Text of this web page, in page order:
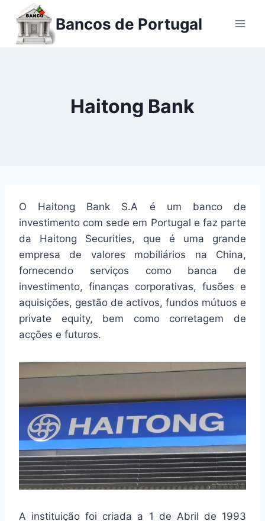
para
Bancos de Portugal
Haitong Bank
O Haitong Bank S.A é um banco de
investimento com sede em Portugal e faz parte
da Haitong Securities, que é uma grande
empresa de valores mobiliários na China,
fornecendo serviços como banca de
investimento, finanças corporativas, fusões e
aquisições, gestão de activos, fundos mútuos e
private equity, bem como corretagem de
acções e futuros.
A instituição foi criada a 1 de Abril de 1993